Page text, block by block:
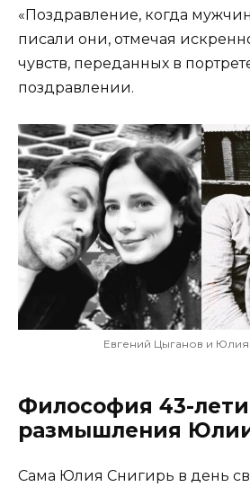
«Поздравление, когда
писали они, отмечая
чувств, переданных в
поздравлении.
Евгений Цыганов и
Философия 43-
размышления
Сама Юлия Снигирь в день